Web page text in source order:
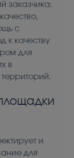
заказчика:
с
к качеству
для
в
и
для